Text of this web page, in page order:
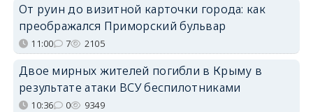
От руин до визитной карточки города: как
преображался Приморский бульвар
11:00 7 2105
Двое мирных жителей погибли в Крыму в
результате атаки ВСУ беспилотниками
10:36 0 9349